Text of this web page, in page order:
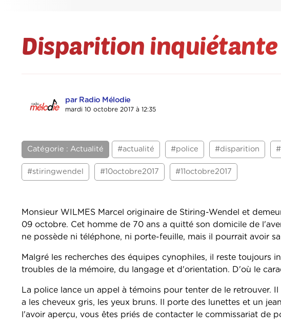
Disparition inquiétante
par Radio Mélodie
mardi 10 octobre 2017 à 12:35
Catégorie : Actualité #actualité #police #disparition
#stiringwendel #10octobre2017 #11octobre2017
Monsieur WILMES Marcel originaire de Stiring-Wendel et
09 octobre. Cet homme de 70 ans a quitté son domicile de
ne possède ni téléphone, ni porte-feuille, mais il pourrait avoir
Malgré les recherches des équipes cynophiles, il reste toujours
troubles de la mémoire, du langage et d'orientation. D'où le
La police lance un appel à témoins pour tenter de le retrouver.
a les cheveux gris, les yeux bruns. Il porte des lunettes et un
l'avoir aperçu, vous êtes priés de contacter le commissariat de